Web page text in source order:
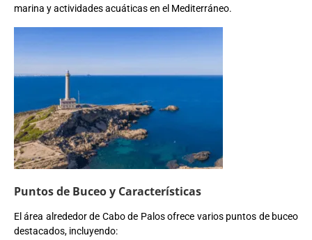
marina y actividades acuáticas en el Mediterráneo.
Puntos de Buceo y Características
El área alrededor de Cabo de Palos ofrece varios puntos de buceo
destacados, incluyendo: